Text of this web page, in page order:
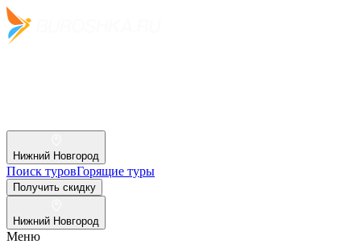
Нижний Новгород
Поиск туровГорящие туры
Получить скидку
Нижний Новгород
Меню